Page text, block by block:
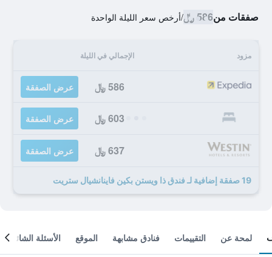
صفقات من586 ﷼ /أرخص سعر الليلة الواحدة
مزود الإجمالي في الليلة
586 ﷼ عرض الصفقة
603 ﷼ عرض الصفقة
637 ﷼ عرض الصفقة
19 صفقة إضافية لـ فندق ذا ويستن بكين فاينانشيال ستريت
لمحة عن التقييمات فنادق مشابهة الموقع الأسئلة الشائعة